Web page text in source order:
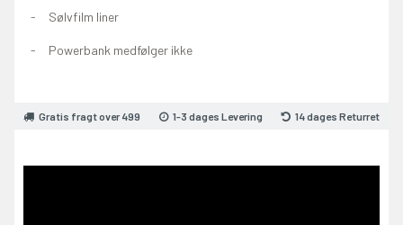
Sølvfilm liner
Powerbank medfølger ikke
Gratis fragt over 499 1-3 dages Levering 14 dages Returret